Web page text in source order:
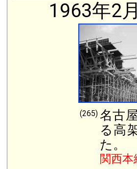
1963年2
(265) 名古
る高
た。
関西